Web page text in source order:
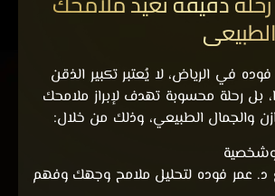
في الرياض، لا يُعتبرتكبير الذقن
بل رحلة محسوبة تهدف لإبراز ملامحك
والجمال الطبيعي، وذلك من خلال:
عمر فوده لتحليل ملامح وجهك وفهم